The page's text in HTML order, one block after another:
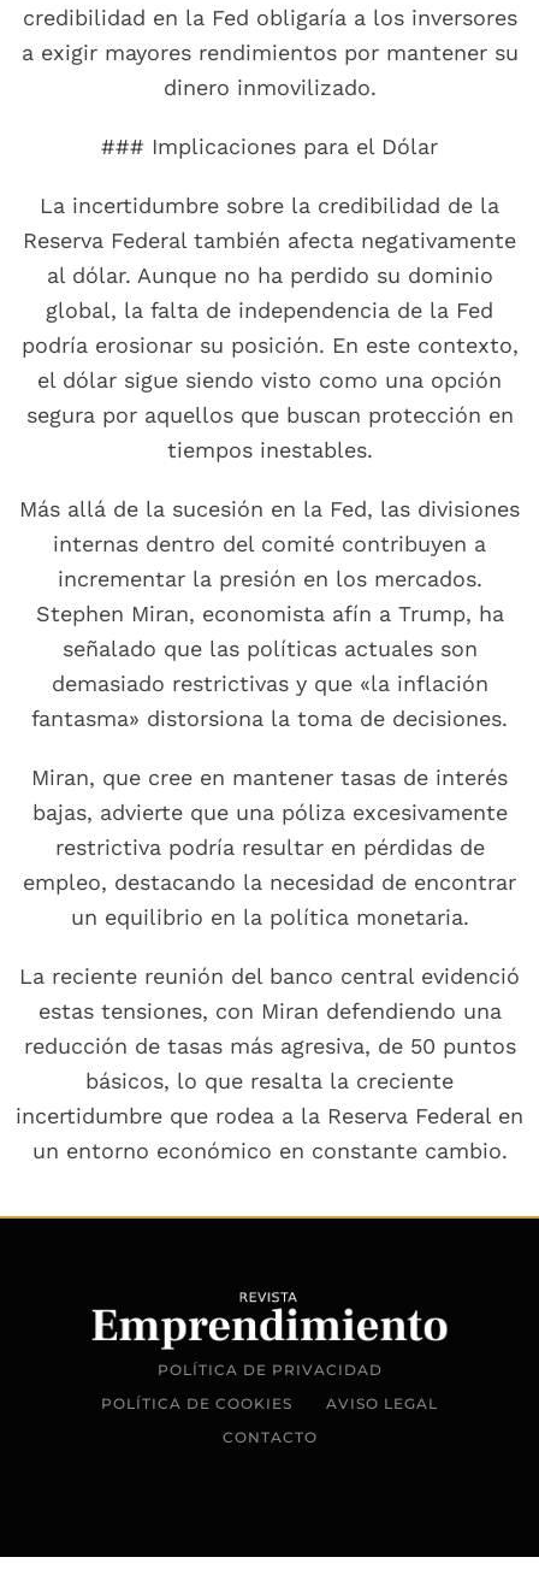
credibilidad en la Fed obligaría a los inversores
a exigir mayores rendimientos por mantener su
dinero inmovilizado.
### Implicaciones para el Dólar
La incertidumbre sobre la credibilidad de la
Reserva Federal también afecta negativamente
al dólar. Aunque no ha perdido su dominio
global, la falta de independencia de la Fed
podría erosionar su posición. En este contexto,
el dólar sigue siendo visto como una opción
segura por aquellos que buscan protección en
tiempos inestables.
Más allá de la sucesión en la Fed, las divisiones
internas dentro del comité contribuyen a
incrementar la presión en los mercados.
Stephen Miran, economista afín a Trump, ha
señalado que las políticas actuales son
demasiado restrictivas y que «la inflación
fantasma» distorsiona la toma de decisiones.
Miran, que cree en mantener tasas de interés
bajas, advierte que una póliza excesivamente
restrictiva podría resultar en pérdidas de
empleo, destacando la necesidad de encontrar
un equilibrio en la política monetaria.
La reciente reunión del banco central evidenció
estas tensiones, con Miran defendiendo una
reducción de tasas más agresiva, de 50 puntos
básicos, lo que resalta la creciente
incertidumbre que rodea a la Reserva Federal en
un entorno económico en constante cambio.
POLÍTICA DE PRIVACIDAD
POLÍTICA DE COOKIES
AVISO LEGAL
CONTACTO